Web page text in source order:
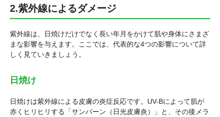
2.紫外線によるダメージ
紫外線は、日焼けだけでなく長い年月をかけて肌や身体にさまざ
まな影響を与えます。ここでは、代表的な4つの影響について詳
しく見ていきましょう。
日焼け
日焼けは紫外線による皮膚の炎症反応です。UV-Bによって肌が
赤くヒリヒリする「サンバーン（日光皮膚炎）」と、その後メラ